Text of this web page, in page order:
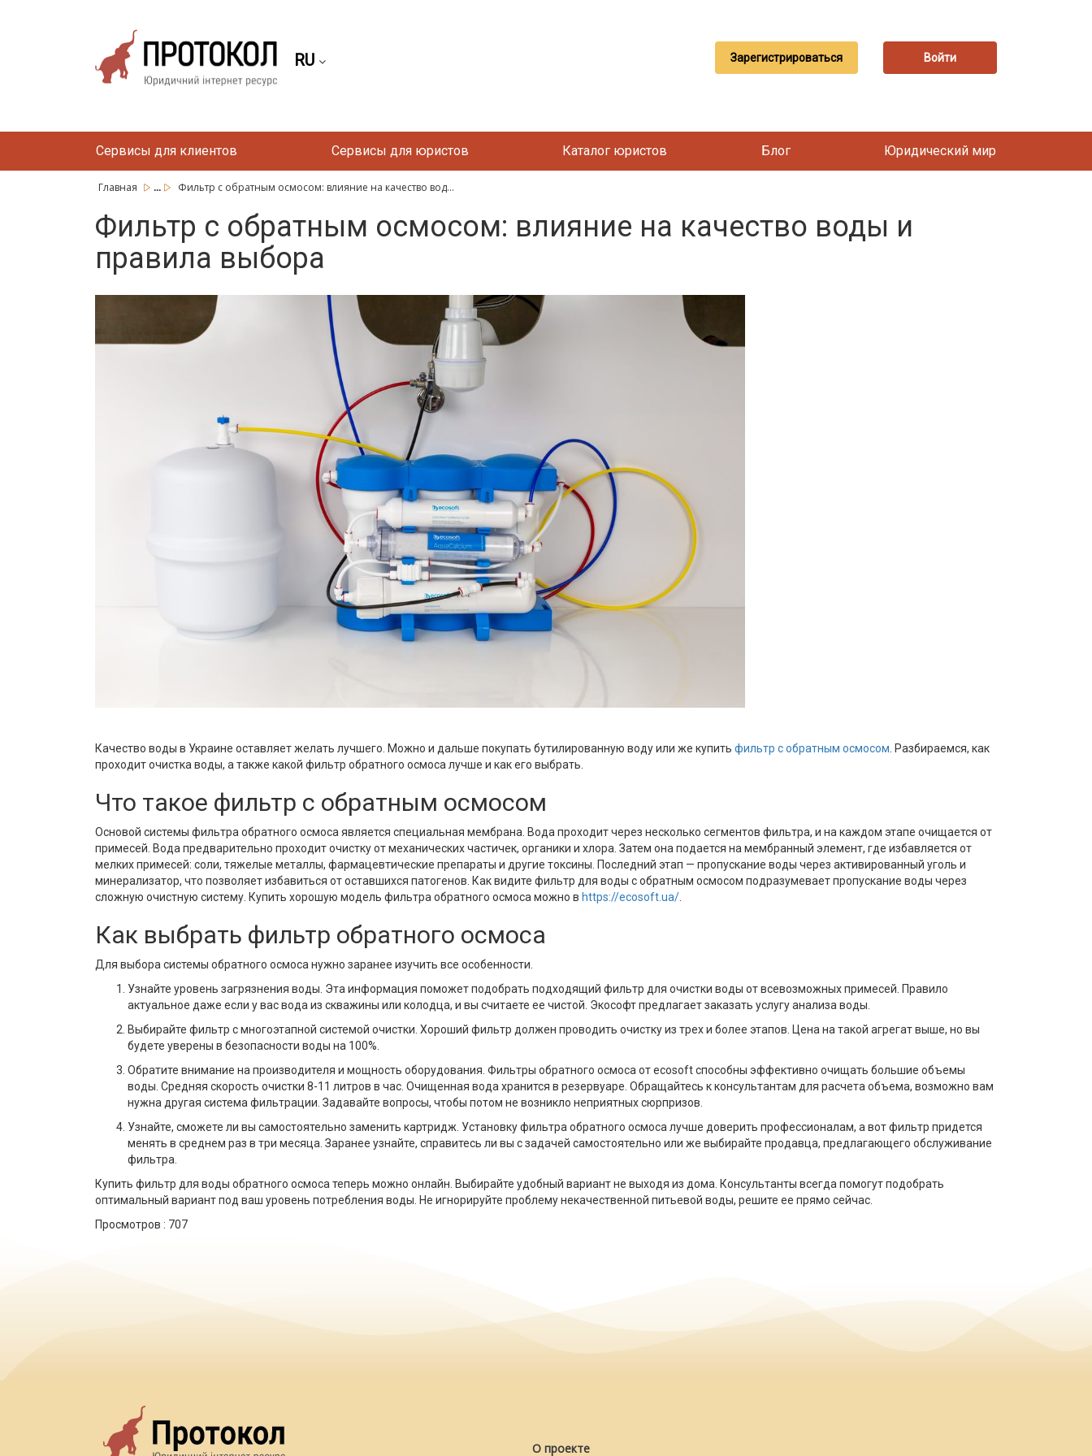
RU Зарегистрироваться Войти
Сервисы для клиентов Сервисы для юристов Каталог юристов Блог Юридический мир
Главная ... Фильтр с обратным осмосом: влияние на качество вод...
Фильтр с обратным осмосом: влияние на качество воды и
правила выбора
Качество воды в Украине оставляет желать лучшего. Можно и дальше покупать бутилированную воду или же купить фильтр с обратным осмосом . Разбираемся, как
проходит очистка воды, а также какой фильтр обратного осмоса лучше и как его выбрать.
Что такое фильтр с обратным осмосом
Основой системы фильтра обратного осмоса является специальная мембрана. Вода проходит через несколько сегментов фильтра, и на каждом этапе очищается от
примесей. Вода предварительно проходит очистку от механических частичек, органики и хлора. Затем она подается на мембранный элемент, где избавляется от
мелких примесей: соли, тяжелые металлы, фармацевтические препараты и другие токсины. Последний этап — пропускание воды через активированный уголь и
минерализатор, что позволяет избавиться от оставшихся патогенов. Как видите фильтр для воды с обратным осмосом подразумевает пропускание воды через
сложную очистную систему. Купить хорошую модель фильтра обратного осмоса можно в https://ecosoft.ua/
Как выбрать фильтр обратного осмоса
Для выбора системы обратного осмоса нужно заранее изучить все особенности.
Узнайте уровень загрязнения воды. Эта информация поможет подобрать подходящий фильтр для очистки воды от всевозможных примесей. Правило
актуальное даже если у вас вода из скважины или колодца, и вы считаете ее чистой. Экософт предлагает заказать услугу анализа воды.
Выбирайте фильтр с многоэтапной системой очистки. Хороший фильтр должен проводить очистку из трех и более этапов. Цена на такой агрегат выше, но вы
будете уверены в безопасности воды на 100%.
Обратите внимание на производителя и мощность оборудования. Фильтры обратного осмоса от ecosoft способны эффективно очищать большие объемы
воды. Средняя скорость очистки 8-11 литров в час. Очищенная вода хранится в резервуаре. Обращайтесь к консультантам для расчета объема, возможно вам
нужна другая система фильтрации. Задавайте вопросы, чтобы потом не возникло неприятных сюрпризов.
Узнайте, сможете ли вы самостоятельно заменить картридж. Установку фильтра обратного осмоса лучше доверить профессионалам, а вот фильтр придется
менять в среднем раз в три месяца. Заранее узнайте, справитесь ли вы с задачей самостоятельно или же выбирайте продавца, предлагающего обслуживание
фильтра.
Купить фильтр для воды обратного осмоса теперь можно онлайн. Выбирайте удобный вариант не выходя из дома. Консультанты всегда помогут подобрать
оптимальный вариант под ваш уровень потребления воды. Не игнорируйте проблему некачественной питьевой воды, решите ее прямо сейчас.
Просмотров : 707
О проекте